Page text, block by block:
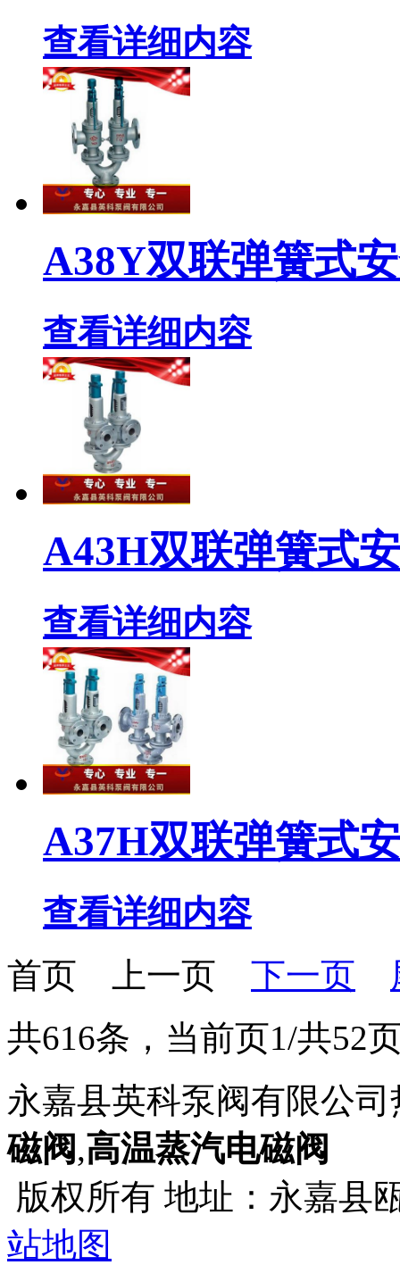
查看详细内容
A38Y双联弹簧式
查看详细内容
A43H双联弹簧式
查看详细内容
A37H双联弹簧式
查看详细内容
首页
上一页 下一页
共616条，当前页1/共52
永嘉县英科泵阀有限公
磁阀,高温蒸汽电磁阀
版权所有 地址：永嘉县
站地图